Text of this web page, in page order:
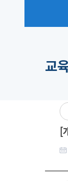
교
[